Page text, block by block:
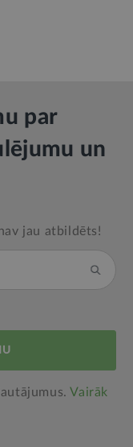
par
un
jau atbildēts!
Vairāk